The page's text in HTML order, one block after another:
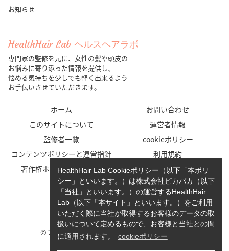
お知らせ
HealthHair Lab ヘルスヘアラボ
専門家の監修を元に、女性の髪や頭皮の
お悩みに寄り添った情報を提供し、
悩める気持ちを少しでも軽く出来るよう
お手伝いさせていただきます。
ホーム
お問い合わせ
このサイトについて
運営者情報
監修者一覧
cookieポリシー
コンテンツポリシーと運営指針
利用規約
著作権ポリシー/免責事項
プライバシーポリシー
© 2023-2026 HealthHair Lab ヘルスヘアラボ.
HealthHair Lab Cookieポリシー（以下「本ポリ
シー」といいます。）は株式会社ピカパカ（以下
「当社」といいます。）の運営するHealthHair
Lab（以下「本サイト」といいます。）をご利用
いただく際に当社が取得するお客様のデータの取
扱いについて定めるもので、お客様と当社との間
に適用されます。
cookieポリシー